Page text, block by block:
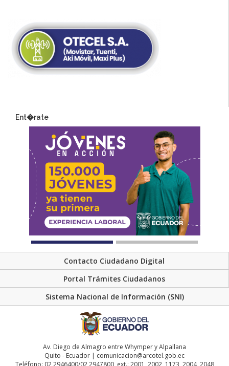
Ent�rate
Contacto Ciudadano Digital
Portal Trámites Ciudadanos
Sistema Nacional de Información (SNI)
Av. Diego de Almagro entre Whymper y Alpallana
Quito - Ecuador | comunicacion@arcotel.gob.ec
Teléfono: 02 2946400/02 2947800, ext.: 2001, 2002, 1173, 2004, 2048